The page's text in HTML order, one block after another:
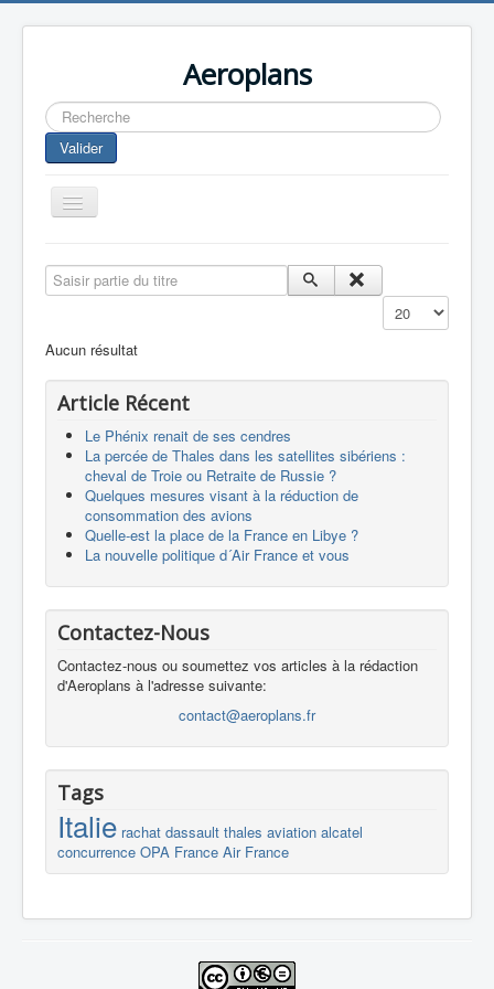
Aeroplans
Rechercher
Valider
Toggle
Navigation
Aviation Commerciale
Europespace
Drones
Saisir partie du titre
Affichage #
Aucun résultat
Article Récent
Le Phénix renait de ses cendres
La percée de Thales dans les satellites sibériens :
cheval de Troie ou Retraite de Russie ?
Quelques mesures visant à la réduction de
consommation des avions
Quelle-est la place de la France en Libye ?
La nouvelle politique d´Air France et vous
Contactez-Nous
Contactez-nous ou soumettez vos articles à la rédaction
d'Aeroplans à l'adresse suivante:
contact@aeroplans.fr
Tags
Italie rachat dassault thales aviation alcatel
concurrence OPA France Air France